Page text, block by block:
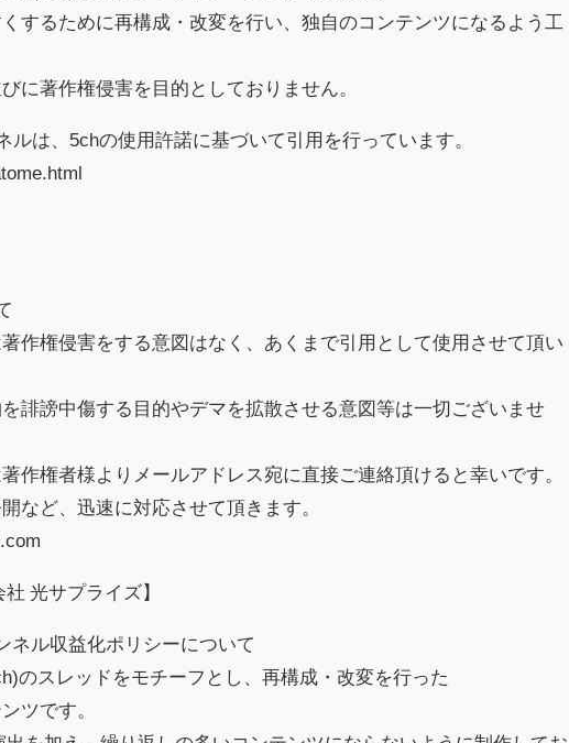
するために再構成・改変を行い、独自のコンテンツになるよう工
に著作権侵害を目的としておりません。
ルは、5chの使用許諾に基づいて引用を行っています。
作権侵害をする意図はなく、あくまで引用として使用させて頂い
誹謗中傷する目的やデマを拡散させる意図等は一切ございませ
作権者様よりメールアドレス宛に直接ご連絡頂けると幸いです。
など、迅速に対応させて頂きます。
社 光サプライズ】
ネル収益化ポリシーについて
のスレッドをモチーフとし、再構成・改変を行った
ツです。